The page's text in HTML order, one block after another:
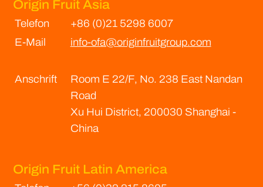
Origin Fruit Asia
Telefon
+86 (0)21 5298 6007
E-Mail
info-ofa@originfruitgroup.com
Anschrift
Room E 22/F, No. 238 East Nandan
Road
Xu Hui District, 200030 Shanghai -
China
Origin Fruit Latin America